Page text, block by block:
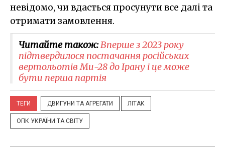
невідомо, чи вдасться просунути все далі та
отримати замовлення.
Читайте також:Вперше з 2023 року
підтвердилося постачання російських
вертольотів Ми-28 до Ірану і це може
бути перша партія
ТЕГИ ДВИГУНИ ТА АГРЕГАТИ ЛІТАК
ОПК УКРАЇНИ ТА СВІТУ